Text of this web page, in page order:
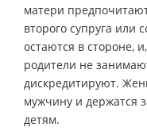
матери
второго супруга или
остаются в стороне,
родители не
дискредитируют.
мужчину и держатся
детям.